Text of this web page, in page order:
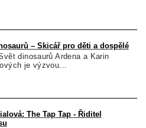
– Skicář pro děti a dospělé
dinosaurů Ardena a Karin
je výzvou...
The Tap Tap - Řiditel